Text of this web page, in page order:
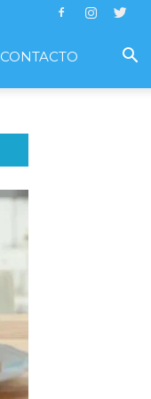
CONTACTO